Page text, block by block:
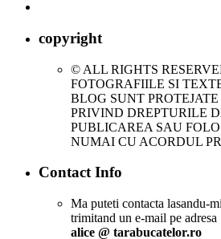
copyright
© ALL RIGHTS
FOTOGRAFIILE SI
BLOG SUNT
PRIVIND DREPTURILE
PUBLICAREA SAU
NUMAI CU ACORDUL
Contact Info
Ma puteti contacta lasandu-
trimitand un e-mail pe adresa
alice @ tarabucatelor.ro